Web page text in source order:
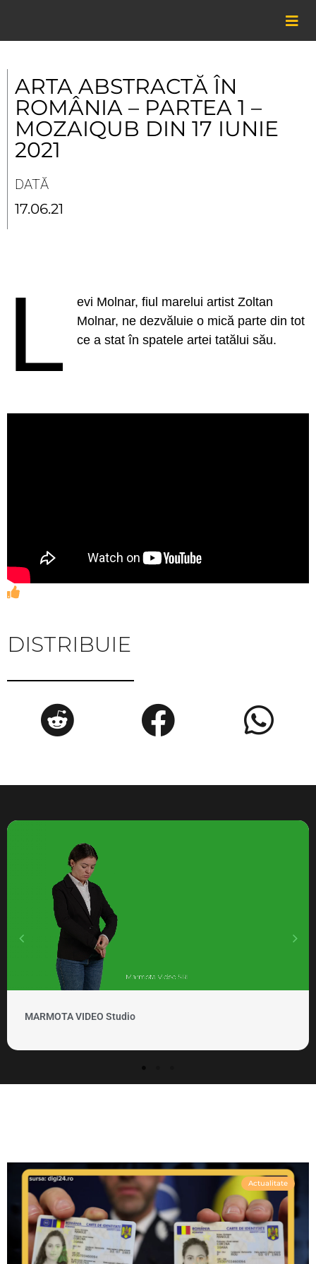
content
ARTA ABSTRACTĂ ÎN
ROMÂNIA – PARTEA 1 –
MOZAIQUB DIN 17 IUNIE
2021
DATĂ
17.06.21
L
evi Molnar, fiul marelui artist Zoltan
Molnar, ne dezvăluie o mică parte din tot
ce a stat în spatele artei tatălui său.
DISTRIBUIE
MARMOTA VIDEO Clipuri si promovare
Actualitate